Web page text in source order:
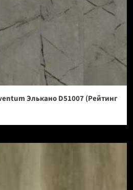
Элькано D51007 (Рейтинг